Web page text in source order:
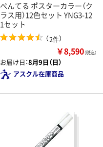
ぺんてる ポスターカラー（ク
ラス用）12色セット YNG3-12
1セット
（2件）
￥8,590（税込）
お届け日：8月9日（日）
アスクル在庫商品